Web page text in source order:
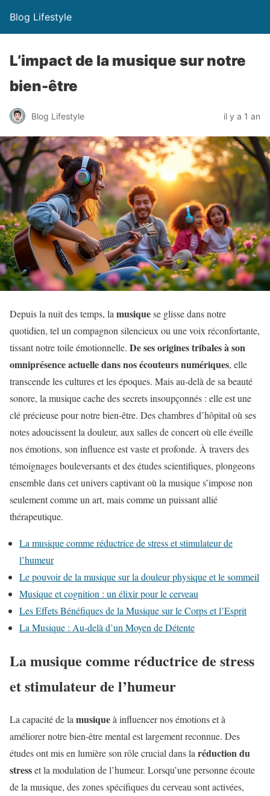
Blog Lifestyle
L’impact de la musique sur notre
bien-être
Blog Lifestyle il y a 1 an
Depuis la nuit des temps, la musiquese glisse dans notre
quotidien, tel un compagnon silencieux ou une voix réconfortante,
tissant notre toile émotionnelle. De ses origines tribales à son
omniprésence actuelle dans nos écouteurs numériques, elle
transcende les cultures et les époques. Mais au-delà de sa beauté
sonore, la musique cache des secrets insoupçonnés : elle est une
clé précieuse pour notre bien-être. Des chambres d’hôpital où ses
notes adoucissent la douleur, aux salles de concert où elle éveille
nos émotions, son influence est vaste et profonde. À travers des
témoignages bouleversants et des études scientifiques, plongeons
ensemble dans cet univers captivant où la musique s’impose non
seulement comme un art, mais comme un puissant allié
thérapeutique.
La musique comme réductrice de stress et stimulateur de
l’humeur
Le pouvoir de la musique sur la douleur physique et le sommeil
Musique et cognition : un élixir pour le cerveau
Les Effets Bénéfiques de la Musique sur le Corps et l’Esprit
La Musique : Au-delà d’un Moyen de Détente
La musique comme réductrice de stress
et stimulateur de l’humeur
La capacité de la musiqueà influencer nos émotions et à
améliorer notre bien-être mental est largement reconnue. Des
études ont mis en lumière son rôle crucial dans la réduction du
stresset la modulation de l’humeur. Lorsqu’une personne écoute
de la musique, des zones spécifiques du cerveau sont activées,